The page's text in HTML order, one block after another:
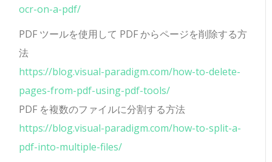
ocr-on-a-pdf/
PDF ツールを使用して PDF からページを削除する方
法
https://blog.visual-paradigm.com/how-to-delete-
pages-from-pdf-using-pdf-tools/
PDF を複数のファイルに分割する方法
https://blog.visual-paradigm.com/how-to-split-a-
pdf-into-multiple-files/